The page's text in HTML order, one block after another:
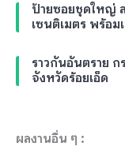
ป้ายซอยชุดใหญ่
เซนติเมตร พร้อม
ราวกันอันตราย ก
จังหวัดร้อยเอ็ด
ผลงานอื่น ๆ :